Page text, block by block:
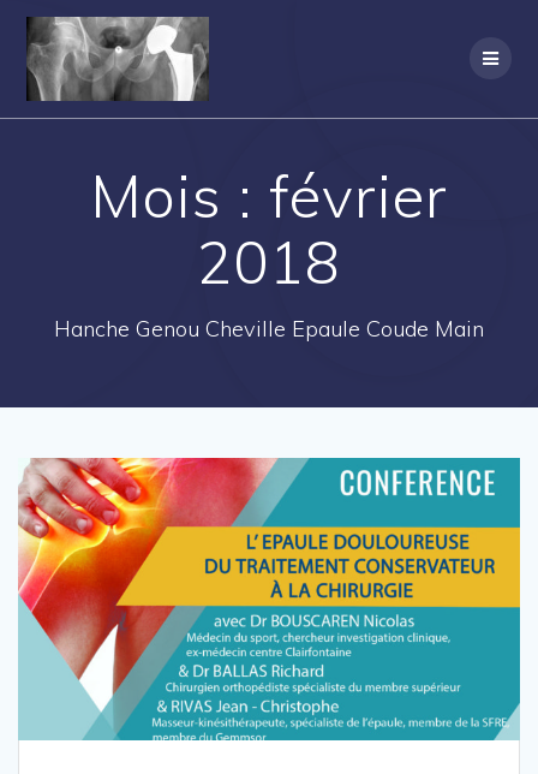
Mois : février
2018
Hanche Genou Cheville Epaule Coude Main